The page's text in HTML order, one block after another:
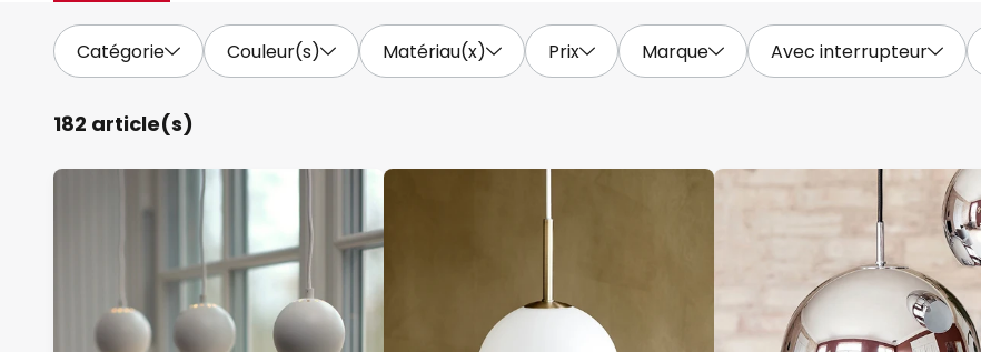
Catégorie Couleur(s) Matériau(x) Prix Marque Avec interrupteur
182 article(s)